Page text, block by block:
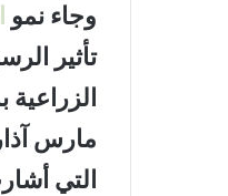
وجاء نمو
تأثير
التي أشارتْ إلى